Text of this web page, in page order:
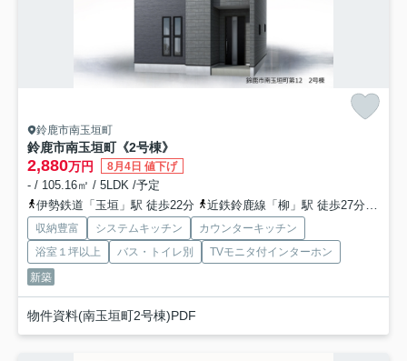
鈴鹿市南玉垣町
鈴鹿市南玉垣町《2号棟》
2,880万円 8月4日 値下げ
- / 105.16㎡ / 5LDK /予定
伊勢鉄道「玉垣」駅 徒歩22分
近鉄鈴鹿線「柳」駅 徒歩27分
収納豊富 システムキッチン
カウンターキッチン
浴室１坪以上
バス・トイレ別
TVモニタ付インターホン
新築
物件資料(南玉垣町2号棟)PDF